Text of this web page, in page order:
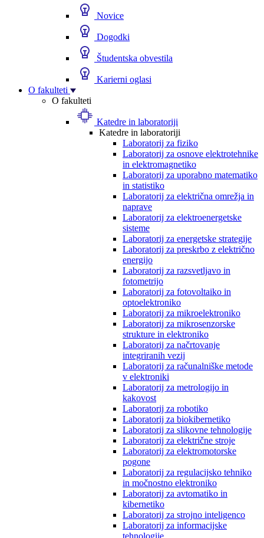
Novice
Dogodki
Študentska obvestila
Karierni oglasi
O fakulteti
O fakulteti
Katedre in laboratoriji
Katedre in laboratoriji
Laboratorij za fiziko
Laboratorij za osnove elektrotehnike
in elektromagnetiko
Laboratorij za uporabno matematiko
in statistiko
Laboratorij za električna omrežja in
naprave
Laboratorij za elektroenergetske
sisteme
Laboratorij za energetske strategije
Laboratorij za preskrbo z električno
energijo
Laboratorij za razsvetljavo in
fotometrijo
Laboratorij za fotovoltaiko in
optoelektroniko
Laboratorij za mikroelektroniko
Laboratorij za mikrosenzorske
strukture in elektroniko
Laboratorij za načrtovanje
integriranih vezij
Laboratorij za računalniške metode
v elektroniki
Laboratorij za metrologijo in
kakovost
Laboratorij za robotiko
Laboratorij za biokibernetiko
Laboratorij za slikovne tehnologije
Laboratorij za električne stroje
Laboratorij za elektromotorske
pogone
Laboratorij za regulacijsko tehniko
in močnostno elektroniko
Laboratorij za avtomatiko in
kibernetiko
Laboratorij za strojno inteligenco
Laboratorij za informacijske
tehnologije